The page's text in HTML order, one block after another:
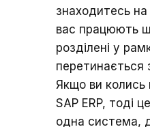
знаходитесь на
вас працюють
розділені у
перетинається
Якщо ви
SAP ERP, тоді
одна система,